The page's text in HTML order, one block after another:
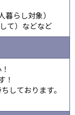
らし対象）
て）などなど
！
しております。